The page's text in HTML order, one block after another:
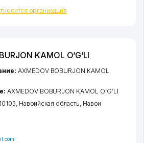
организация
KAMOL O‘G‘LI
AXMEDOV BOBURJON KAMOL
AXMEDOV BOBURJON KAMOL O‘G‘LI
Навоийская область, Навои